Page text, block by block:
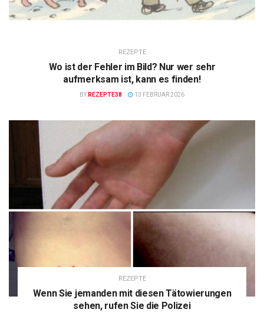
REZEPTE
Wo ist der Fehler im Bild? Nur wer sehr
aufmerksam ist, kann es finden!
BY REZEPTE38 13 FEBRUAR 2026
REZEPTE
Wenn Sie jemanden mit diesen Tätowierungen
sehen, rufen Sie die Polizei